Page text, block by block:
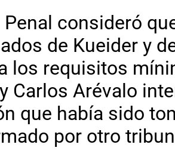
Penal consideró
de Kueider y
los requisitos
Carlos Arévalo
que había sido
por otro